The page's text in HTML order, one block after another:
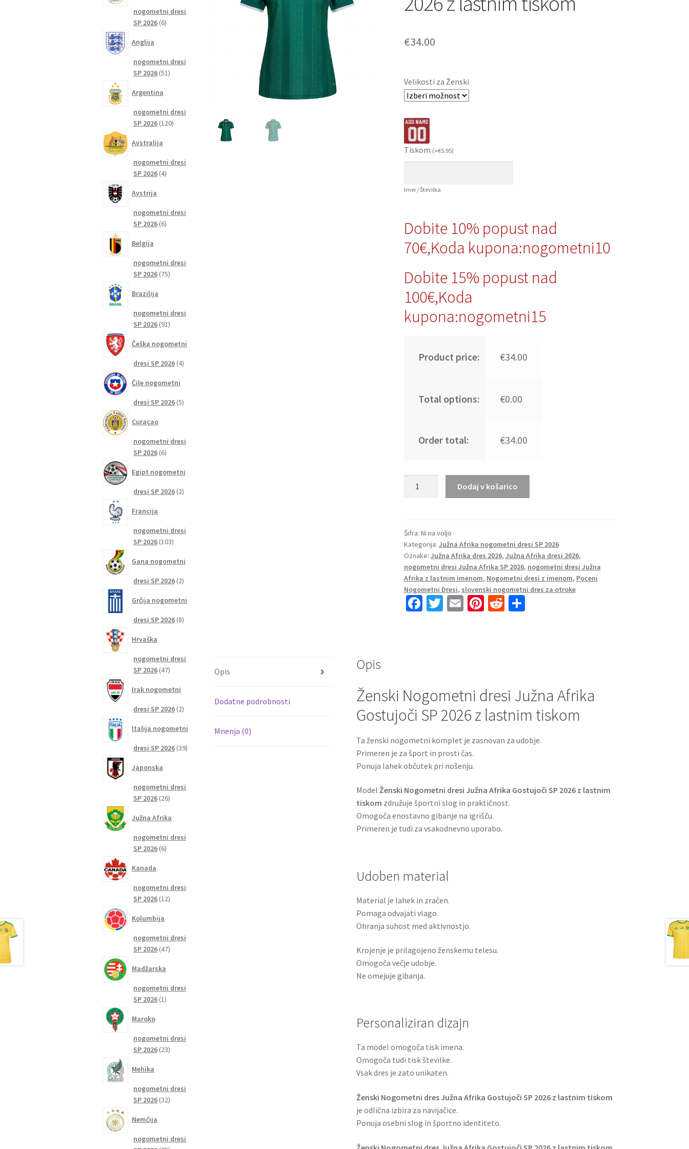
€34.00
Velikosti za Ženski
Tiskom (+€5.95)
Imei / Številka
Dobite 10% popust nad
70€,Koda kupona:nogometni10
Dobite 15% popust nad
100€,Koda
kupona:nogometni15
Product price: €34.00
Total options: €0.00
Order total: €34.00
Afrika
Gostujoči
SP
2026
z
lastnim
tiskom
Dodaj v košarico
Šifra: Ni na voljo
Kategorija: Južna Afrika nogometni dresi SP 2026
Oznake: Južna Afrika dres 2026, Južna Afrika dresi 2026,
nogometni dresi Južna Afrika SP 2026, nogometni dresi Južna
Afrika z lastnim imenom, Nogometni dresi z imenom, Poceni
Nogometni Dresi, slovenski nogometni dres za otroke
Fa T E Pi R S
Opis
Dodatne podrobnosti
Mnenja (0)
Opis
Ženski Nogometni dresi Južna Afrika
Gostujoči SP 2026 z lastnim tiskom
Ta ženski nogometni komplet je zasnovan za udobje.
Primeren je za šport in prosti čas.
Ponuja lahek občutek pri nošenju.
ModelŽenski Nogometni dresi Južna Afrika Gostujoči SP 2026 z lastnim
tiskom združuje športni slog in praktičnost.
Omogoča enostavno gibanje na igrišču.
Primeren je tudi za vsakodnevno uporabo.
Udoben material
Material je lahek in zračen.
Pomaga odvajati vlago.
Ohranja suhost med aktivnostjo.
Krojenje je prilagojeno ženskemu telesu.
Omogoča večje udobje.
Ne omejuje gibanja.
Personaliziran dizajn
Ta model omogoča tisk imena.
Omogoča tudi tisk številke.
Vsak dres je zato unikaten.
Ženski Nogometni dres Južna Afrika Gostujoči SP 2026 z lastnim tiskom
je odlična izbira za navijačice.
Ponuja osebni slog in športno identiteto.
nogometni dresi
SP 2026 66
Anglija
nogometni dresi
SP 2026 5151
Argentina
nogometni dresi
SP 2026 120120
Avstralija
nogometni dresi
SP 2026 44
Avstrija
nogometni dresi
SP 2026 66
Belgija
nogometni dresi
SP 2026 7575
Brazilija
nogometni dresi
SP 2026 9191
Češka nogometni
dresi SP 2026 44
Čile nogometni
dresi SP 2026 55
Curaçao
nogometni dresi
SP 2026 66
Egipt nogometni
dresi SP 2026 22
Francija
nogometni dresi
SP 2026 103103
Gana nogometni
dresi SP 2026 22
Grčija nogometni
dresi SP 2026 88
Hrvaška
nogometni dresi
SP 2026 4747
Irak nogometni
dresi SP 2026 22
Italija nogometni
dresi SP 2026 3939
Japonska
nogometni dresi
SP 2026 2626
Južna Afrika
nogometni dresi
SP 2026 66
Kanada
nogometni dresi
SP 2026 1212
Kolumbija
nogometni dresi
SP 2026 4747
Madžarska
nogometni dresi
SP 2026 11
Maroko
nogometni dresi
SP 2026 2323
Mehika
nogometni dresi
SP 2026 3232
Nemčija
nogometni dresi